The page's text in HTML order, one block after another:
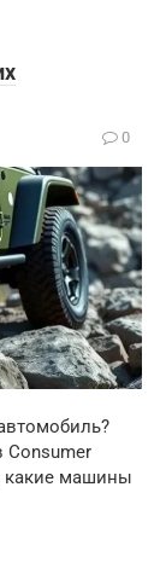
0
Consumer
какие машины